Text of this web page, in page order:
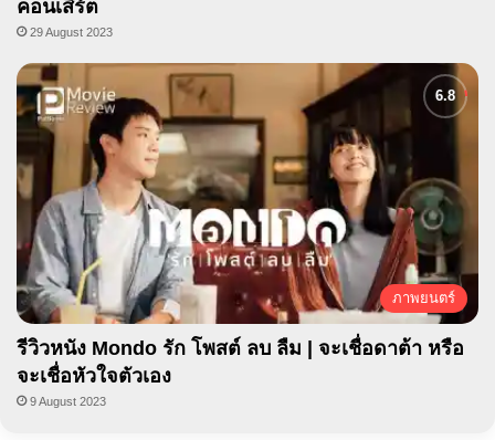
คอนเสิร์ต
29 August 2023
ภาพยนตร์
รีวิวหนัง Mondo รัก โพสต์ ลบ ลืม | จะเชื่อดาต้า หรือ
จะเชื่อหัวใจตัวเอง
9 August 2023